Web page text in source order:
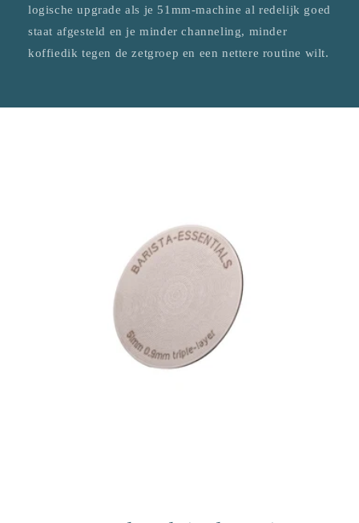
logische upgrade als je 51mm-machine al redelijk goed
staat afgesteld en je minder channeling, minder
koffiedik tegen de zetgroep en een nettere routine wilt.